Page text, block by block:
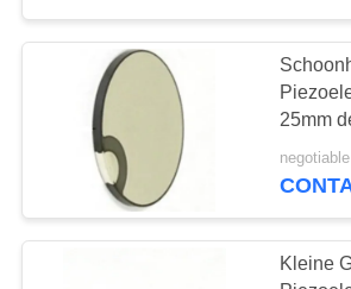
Ultrasone
25mm
Piezo
met
Kleine